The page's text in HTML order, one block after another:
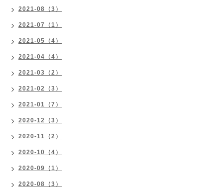
2021-08（3）
2021-07（1）
2021-05（4）
2021-04（4）
2021-03（2）
2021-02（3）
2021-01（7）
2020-12（3）
2020-11（2）
2020-10（4）
2020-09（1）
2020-08（3）